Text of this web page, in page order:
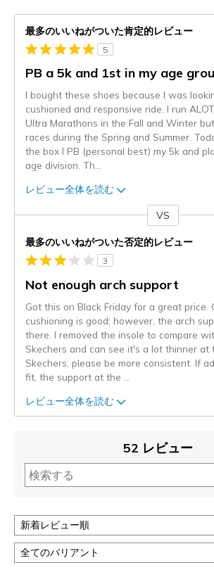
最多のいいねがついた肯定的レビュー
5
PB a 5k and 1st in my age
I bought these shoes because I was
cushioned and responsive ride. I run
Ultra Marathons in the Fall and Winter
races during the Spring and Summer.
the box I PB (personal best) my 5k and
age division. Th...
レビュー全体を読む
VS
最多のいいねがついた否定的レビュー
3
Not enough arch support
Got this on Black Friday for a great price.
cushioning is good; however, the arch
there. I removed the insole to compare
Skechers and can see it's a lot thinner at
Skechers, please be more consistent. If
fit, the support at the ...
レビュー全体を読む
52 レビュー